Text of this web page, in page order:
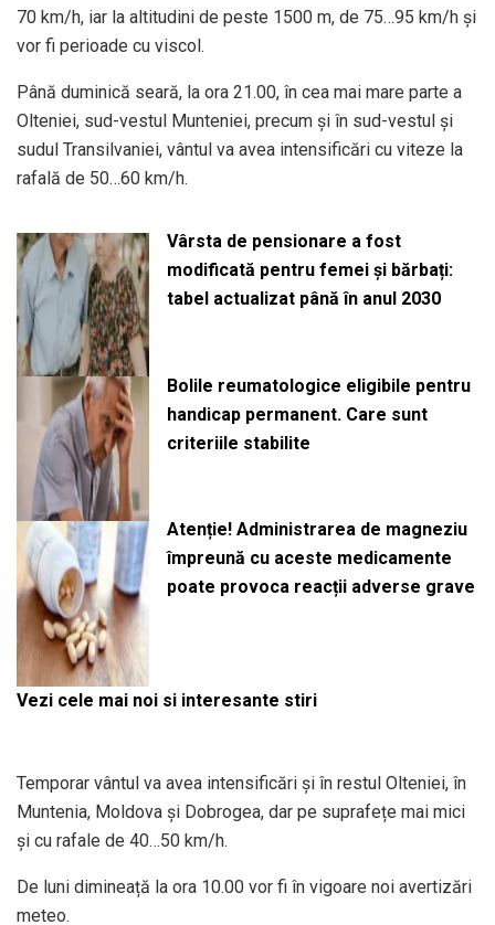
70 km/h, iar la altitudini de peste 1500 m, de 75…95 km/h și
vor fi perioade cu viscol.
Până duminică seară, la ora 21.00, în cea mai mare parte a
Olteniei, sud-vestul Munteniei, precum și în sud-vestul și
sudul Transilvaniei, vântul va avea intensificări cu viteze la
rafală de 50…60 km/h.
Vârsta de pensionare a fost
modificată pentru femei și bărbați:
tabel actualizat până în anul 2030
Bolile reumatologice eligibile pentru
handicap permanent. Care sunt
criteriile stabilite
Atenție! Administrarea de magneziu
împreună cu aceste medicamente
poate provoca reacții adverse grave
Vezi cele mai noi si interesante stiri
Temporar vântul va avea intensificări și în restul Olteniei, în
Muntenia, Moldova și Dobrogea, dar pe suprafețe mai mici
și cu rafale de 40…50 km/h.
De luni dimineață la ora 10.00 vor fi în vigoare noi avertizări
meteo.